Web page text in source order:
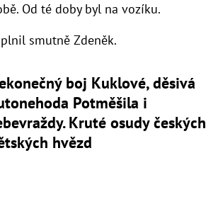
Od té doby byl na vozíku.
smutně Zdeněk.
boj Kuklové, děsivá
Potměšila i
Kruté osudy českých
hvězd